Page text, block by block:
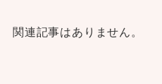
関連記事はありません。